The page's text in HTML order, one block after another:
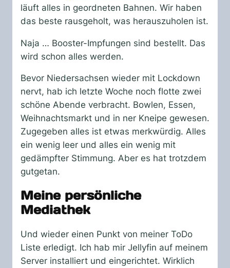
läuft alles in geordneten Bahnen. Wir haben
das beste rausgeholt, was herauszuholen ist.
Naja … Booster-Impfungen sind bestellt. Das
wird schon alles werden.
Bevor Niedersachsen wieder mit Lockdown
nervt, hab ich letzte Woche noch flotte zwei
schöne Abende verbracht. Bowlen, Essen,
Weihnachtsmarkt und in ner Kneipe gewesen.
Zugegeben alles ist etwas merkwürdig. Alles
ein wenig leer und alles ein wenig mit
gedämpfter Stimmung. Aber es hat trotzdem
gutgetan.
Meine persönliche
Mediathek
Und wieder einen Punkt von meiner ToDo
Liste erledigt. Ich hab mir Jellyfin auf meinem
Server installiert und eingerichtet. Wirklich